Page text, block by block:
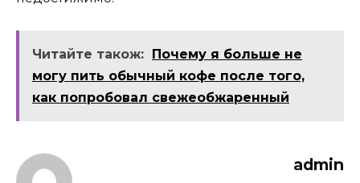
Читайте також: Почему я больше не
могу пить обычный кофе после того,
как попробовал свежеобжаренный
admin